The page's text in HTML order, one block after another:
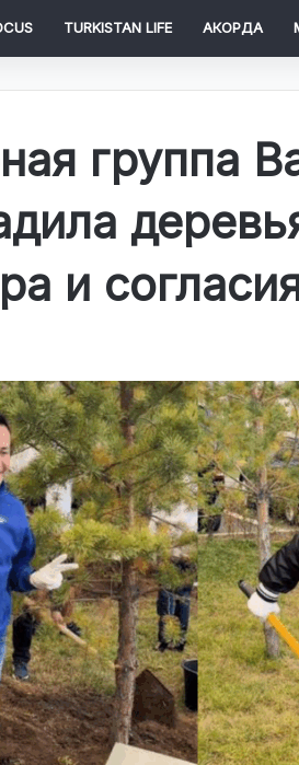
TURKISTAN LIFE АКОРДА
группа
и